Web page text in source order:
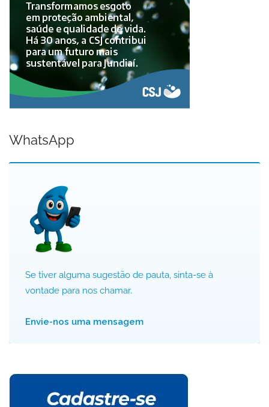
WhatsApp
Se tiver alguma sugestão de pauta, sinta-se à
vontade para nos chamar.
Envie-nos uma mensagem